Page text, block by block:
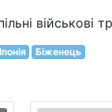
військові
Біженець